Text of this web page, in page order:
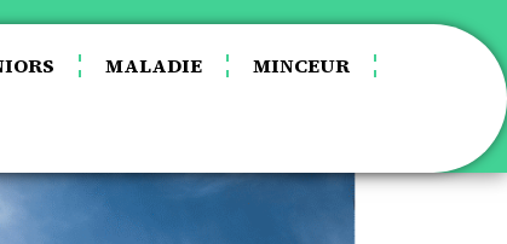
MALADIE MINCEUR